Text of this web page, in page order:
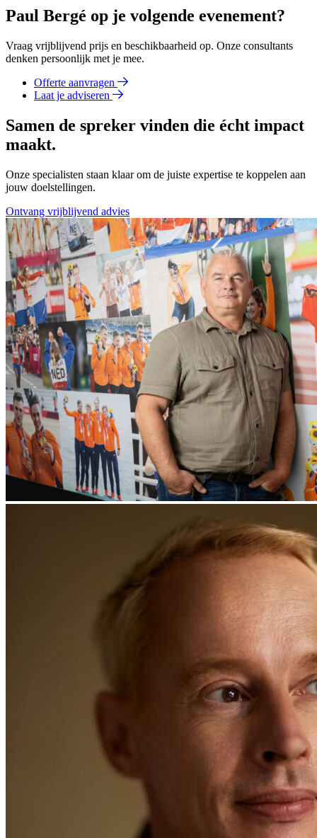
Paul Bergé op je volgende evenement?
Vraag vrijblijvend prijs en beschikbaarheid op. Onze consultants
denken persoonlijk met je mee.
Offerte aanvragen
Laat je adviseren
Samen de spreker vinden die écht impact
maakt.
Onze specialisten staan klaar om de juiste expertise te koppelen aan
jouw doelstellingen.
Ontvang vrijblijvend advies